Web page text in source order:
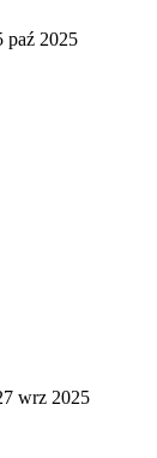
paź 2025
wrz 2025